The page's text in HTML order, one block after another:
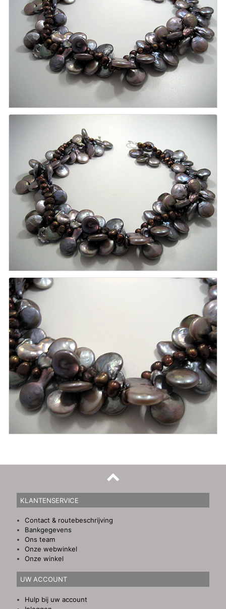
KLANTENSERVICE
Contact & routebeschrijving
Bankgegevens
Ons team
Onze webwinkel
Onze winkel
UW ACCOUNT
Hulp bij uw account